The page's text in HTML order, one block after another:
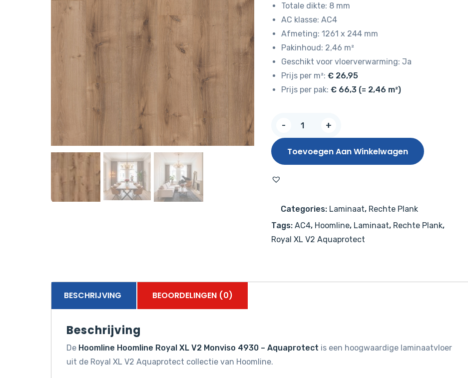
Totale dikte: 8 mm
AC klasse: AC4
Afmeting: 1261 x 244 mm
Pakinhoud: 2,46 m²
Geschikt voor vloerverwarming: Ja
Prijs per m²: € 26,95
Prijs per pak: € 66,3 (= 2,46 m²)
-
XL
V2
Monviso
Aquaprotect
aantal
+
Toevoegen Aan Winkelwagen
Categories: Laminaat, Rechte Plank
Tags: AC4, Hoomline, Laminaat, Rechte Plank,
Royal XL V2 Aquaprotect
BESCHRIJVING BEOORDELINGEN (0)
Beschrijving
De Hoomline Hoomline Royal XL V2 Monviso 4930 – Aquaprotect is een hoogwaardige laminaatvloer
uit de Royal XL V2 Aquaprotect collectie van Hoomline.